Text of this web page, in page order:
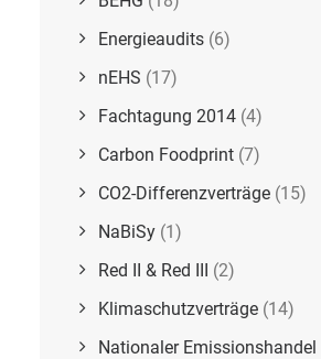
Energieaudits (6)
nEHS (17)
Fachtagung 2014 (4)
Carbon Foodprint (7)
CO2-Differenzverträge (15)
NaBiSy (1)
Red II & Red III (2)
Klimaschutzverträge (14)
Nationaler Emissionshandel